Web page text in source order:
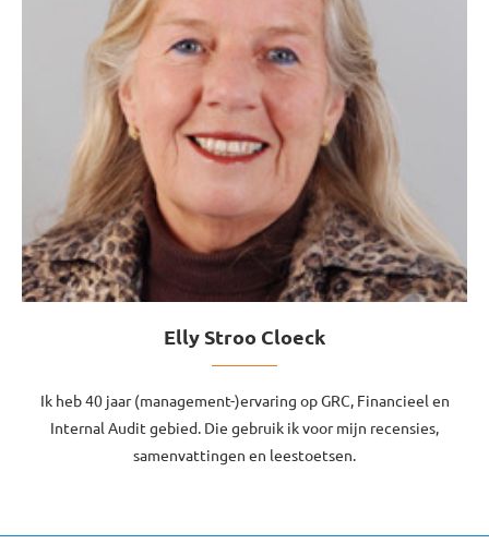
Elly Stroo Cloeck
Ik heb 40 jaar (management-)ervaring op GRC, Financieel en
Internal Audit gebied. Die gebruik ik voor mijn recensies,
samenvattingen en leestoetsen.